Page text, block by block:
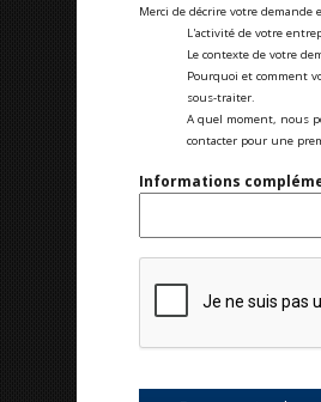
Merci de décrire votre demande
L'activité de votre
Le contexte de votre
Pourquoi et comment
sous-traiter.
A quel moment, nous
contacter pour une
Informations